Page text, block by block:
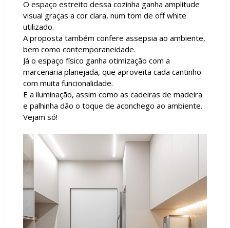
O espaço estreito dessa cozinha ganha amplitude
visual graças a cor clara, num tom de off white
utilizado.
A proposta também confere assepsia ao ambiente,
bem como contemporaneidade.
Já o espaço físico ganha otimização com a
marcenaria planejada, que aproveita cada cantinho
com muita funcionalidade.
E a iluminação, assim como as cadeiras de madeira
e palhinha dão o toque de aconchego ao ambiente.
Vejam só!